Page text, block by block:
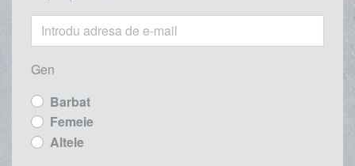
Gen
Barbat
Femeie
Altele